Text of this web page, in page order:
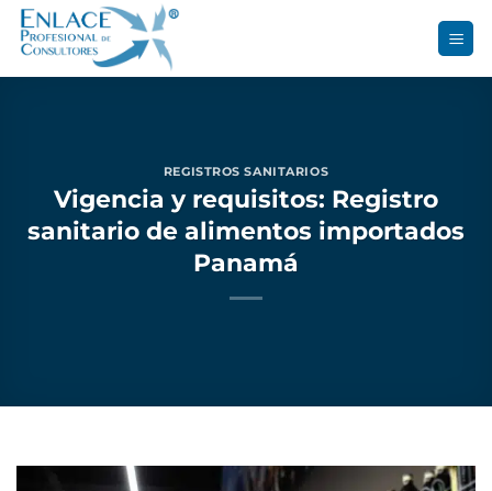
Saltar
REGISTROS SANITARIOS
Vigencia y requisitos: Registro
sanitario de alimentos importados
Panamá